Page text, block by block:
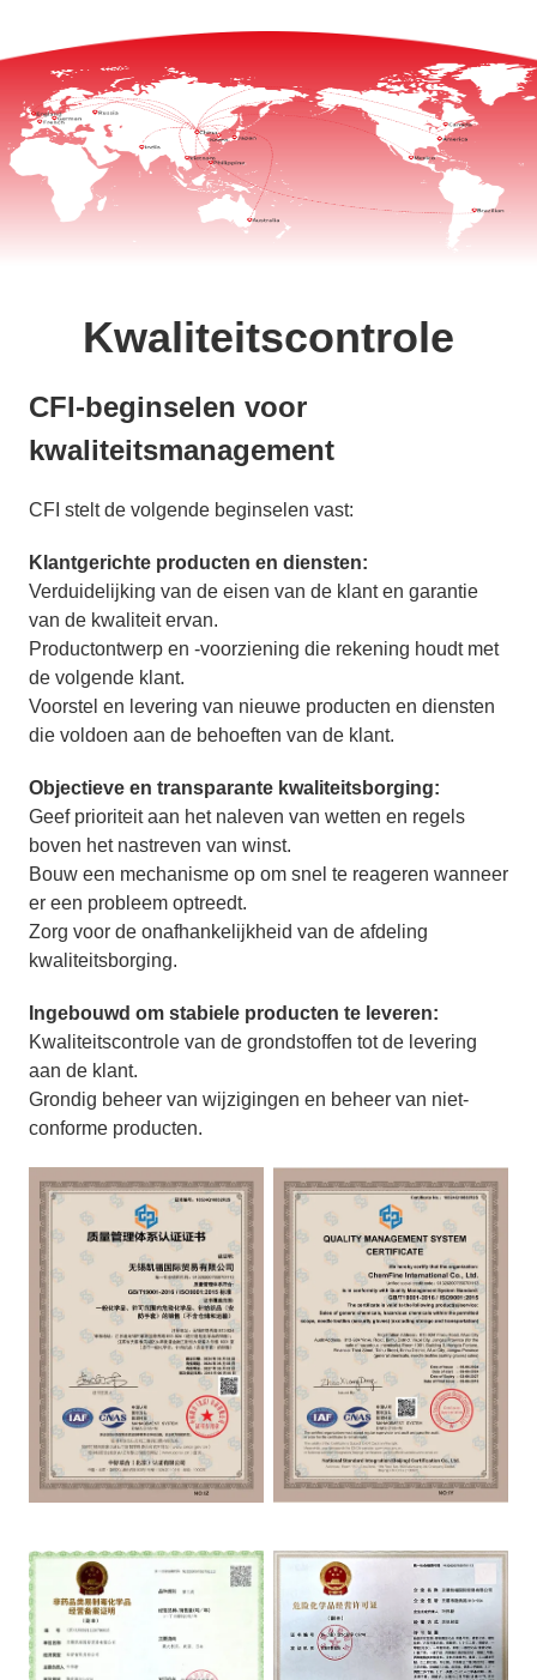
Kwaliteitscontrole
CFI-beginselen voor
kwaliteitsmanagement
CFI stelt de volgende beginselen vast:
Klantgerichte producten en diensten:
Verduidelijking van de eisen van de klant en garantie
van de kwaliteit ervan.
Productontwerp en -voorziening die rekening houdt met
de volgende klant.
Voorstel en levering van nieuwe producten en diensten
die voldoen aan de behoeften van de klant.
Objectieve en transparante kwaliteitsborging:
Geef prioriteit aan het naleven van wetten en regels
boven het nastreven van winst.
Bouw een mechanisme op om snel te reageren wanneer
er een probleem optreedt.
Zorg voor de onafhankelijkheid van de afdeling
kwaliteitsborging.
Ingebouwd om stabiele producten te leveren:
Kwaliteitscontrole van de grondstoffen tot de levering
aan de klant.
Grondig beheer van wijzigingen en beheer van niet-
conforme producten.